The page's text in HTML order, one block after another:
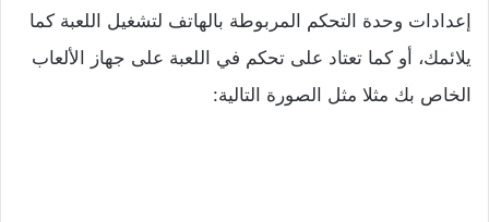
إعدادات وحدة التحكم المربوطة بالهاتف لتشغيل اللعبة كما
يلائمك، أو كما تعتاد على تحكم في اللعبة على جهاز الألعاب
الخاص بك مثلا مثل الصورة التالية: